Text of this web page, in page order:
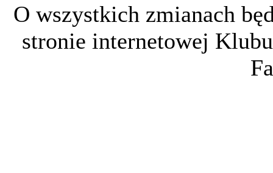
O wszystkich zmianach
stronie internetowej